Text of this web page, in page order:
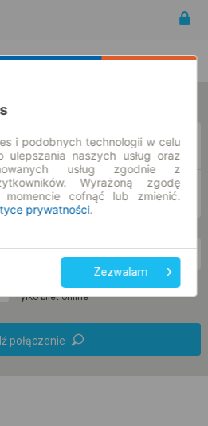
-- : --
Tylko bilet online
połączenie
i podobnych technologii w celu
ulepszania naszych usług oraz
usług zgodnie z
Wyrażoną zgodę
cofnąć lub zmienić.
prywatności.
Zezwalam